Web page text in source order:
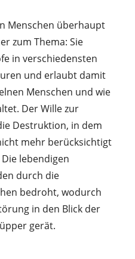
Menschen überhaupt
zum Thema: Sie
in verschiedensten
und erlaubt damit
Menschen und wie
Der Wille zur
Destruktion, in dem
mehr berücksichtigt
lebendigen
durch die
bedroht, wodurch
in den Blick der
gerät.